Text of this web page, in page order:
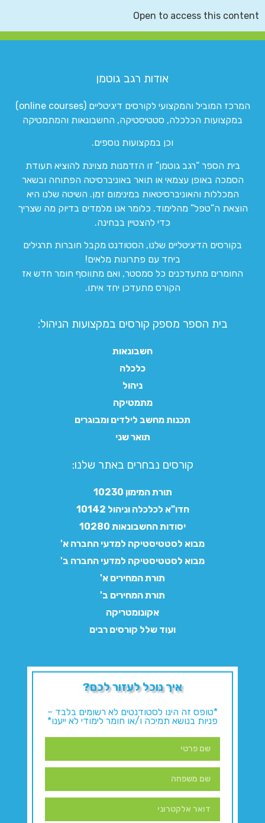
Open to access this content
אודות רגב גוטמן
המרכז המוביל והמקצועי לקורסים דיגיטליים (online courses)
במקצועות הכלכלה, סטטיסטיקה, החשבונאות והמתמטיקה
וכן במקצועות נוספים.
בית הספר “רגב גוטמן” זו הזדמנות מצוינת להוציא תעודת
הסמכה באופן עצמאי או תואר באוניברסיטה הפתוחה ובשאר
המכללות והאוניברסיטאות במינימום זמן. השיטה שלנו היא
הוצאת ה”טפל” מהלימוד. כלומר אנו מלמדים בדיוק מה שצריך
כדי להצטיין בבחינה.
בקורסים הדיגיטליים שלנו, הסטודנט מקבל חוברות תרגילים
ביחד עם פתרונות מלאים!
החומרים מתעדכנים כל סמסטר, ואם מתווסף חומר חדש אז
הקורס מתעדכן יחד איתו.
בית הספר מספק קורסים במקצועות הניהול:
חשבונאות
כלכלה
ניהול
מתמטיקה
תכנות מחשב לילדים ומבוגרים
תואר שני
קורסים נבחרים באתר שלנו:​
תורת המימון 10230
חדו"א לכלכלה וניהול 10142
יסודות החשבונאות 10280
מבוא לסטטיסטיקה למדעי החברה א'
מבוא לסטטיסטיקה למדעי החברה ב'
תורת המחירים א'
תורת המחירים ב'
אקונומטריקה
ועוד שלל קורסים רבים
איך נוכל לעזור לכם?
*טופס זה הינו לסטודנטים לא רשומים בלבד –
פניות בנושא תמיכה ו/או חומר לימודי לא ייענו*